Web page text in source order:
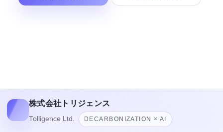
株式会社トリジェンス
Tolligence Ltd. DECARBONIZATION × AI